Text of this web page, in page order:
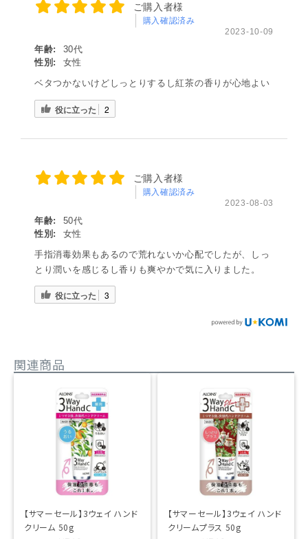
ご購入者様
購入確認済み
2023-10-09
年齢:
30代
性別:
女性
ベタつかないけどしっとりするし紅茶の香りが心地よい
役に立った 2
ご購入者様
購入確認済み
2023-08-03
年齢:
50代
性別:
女性
手指消毒効果もあるので荒れないか心配でしたが、しっ
とり潤いを感じるし香りも爽やかで気に入りました。
役に立った 3
関連商品
【サマーセール】3ウェイ ハンド
クリーム 50g
【サマーセール】3ウェイ ハンド
クリームプラス 50g